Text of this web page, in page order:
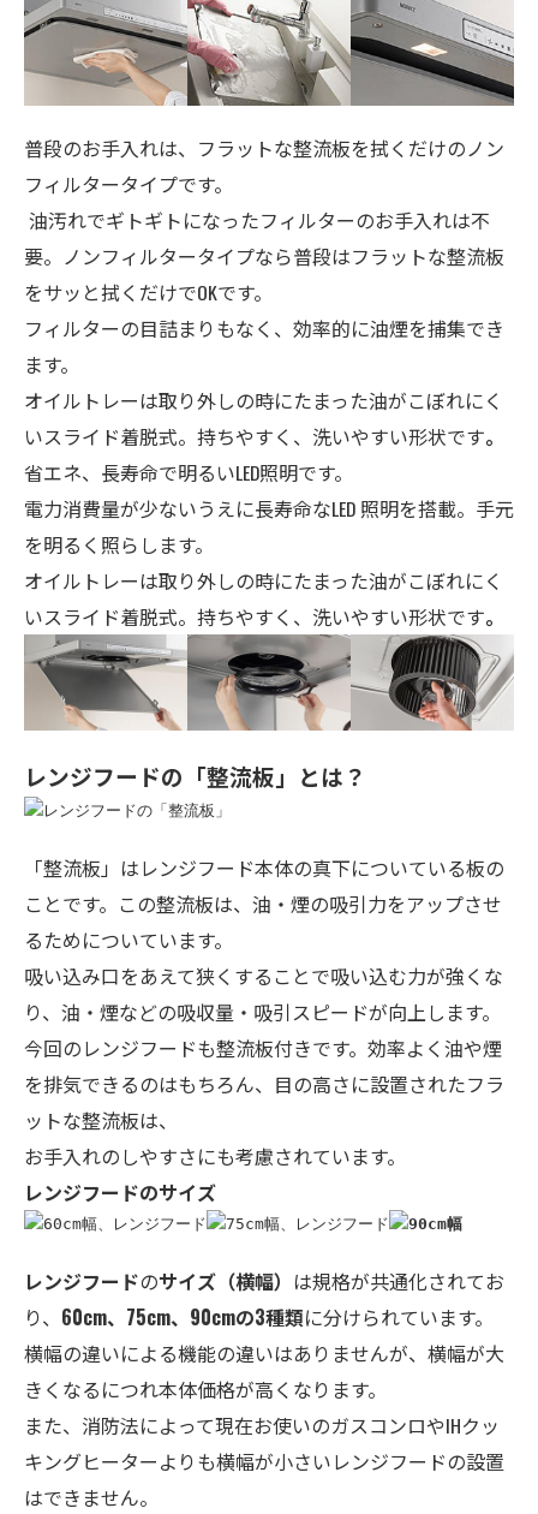
普段のお手入れは、フラットな整流板を拭くだけのノン
フィルタータイプです。
油汚れでギトギトになったフィルターのお手入れは不
要。ノンフィルタータイプなら普段はフラットな整流板
をサッと拭くだけでOKです。
フィルターの目詰まりもなく、効率的に油煙を捕集でき
ます。
オイルトレーは取り外しの時にたまった油がこぼれにく
いスライド着脱式。持ちやすく、洗いやすい形状です。
省エネ、長寿命で明るいLED照明です。
電力消費量が少ないうえに長寿命なLED 照明を搭載。手元
を明るく照らします。
オイルトレーは取り外しの時にたまった油がこぼれにく
いスライド着脱式。持ちやすく、洗いやすい形状です。
レンジフードの「整流板」とは？
「整流板」はレンジフード本体の真下についている板の
ことです。この整流板は、油・煙の吸引力をアップさせ
るためについています。
吸い込み口をあえて狭くすることで吸い込む力が強くな
り、油・煙などの吸収量・吸引スピードが向上します。
今回のレンジフードも整流板付きです。効率よく油や煙
を排気できるのはもちろん、目の高さに設置されたフラ
ットな整流板は、
お手入れのしやすさにも考慮されています。
レンジフードのサイズ
レンジフードのサイズ （横幅） は規格が共通化されてお
り、 60cm、75cm、90cmの3種類に分けられています。
横幅の違いによる機能の違いはありませんが、横幅が大
きくなるにつれ本体価格が高くなります。
また、消防法によって現在お使いのガスコンロやIHクッ
キングヒーターよりも横幅が小さいレンジフードの設置
はできません。